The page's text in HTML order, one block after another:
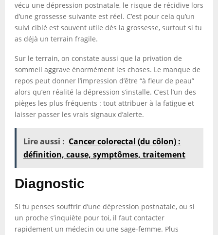
vécu une dépression postnatale, le risque de récidive lors
d’une grossesse suivante est réel. C’est pour cela qu’un
suivi ciblé est souvent utile dès la grossesse, surtout si tu
as déjà un terrain fragile.
Sur le terrain, on constate aussi que la privation de
sommeil aggrave énormément les choses. Le manque de
repos peut donner l’impression d’être “à fleur de peau”
alors qu’en réalité la dépression s’installe. C’est l’un des
pièges les plus fréquents : tout attribuer à la fatigue et
laisser passer les vrais signaux d’alerte.
Lire aussi : Cancer colorectal (du côlon) :
définition, cause, symptômes, traitement
Diagnostic
Si tu penses souffrir d’une dépression postnatale, ou si
un proche s’inquiète pour toi, il faut contacter
rapidement un médecin ou une sage-femme. Plus